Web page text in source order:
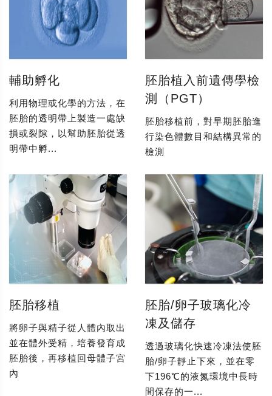
輔助孵化
利用物理或化學的方法，在
胚胎的透明帶上製造一處缺
損或裂隙，以幫助胚胎從透
明帶中孵...
胚胎植入前遺傳學檢
測（PGT）
胚胎移植前，對早期胚胎進
行染色體數目和結構異常的
檢測
胚胎移植
將卵子與精子從人體內取出
並在體外受精，培養發育成
胚胎後，再移植回母體子宮
內
胚胎/卵子玻璃化冷
凍及儲存
透過玻璃化快速冷凍法使胚
胎/卵子靜止下來，並在零
下196℃的液氮環境中長時
間保存的一...